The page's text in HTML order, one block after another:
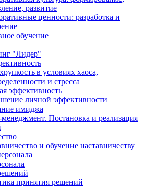
развитие
ценности: разработка и
обучение
"Лидер"
в условиях хаоса,
и стресса
эффективность
личной эффективности
имиджа
Постановка и реализация
и обучение наставничеству
принятия решений